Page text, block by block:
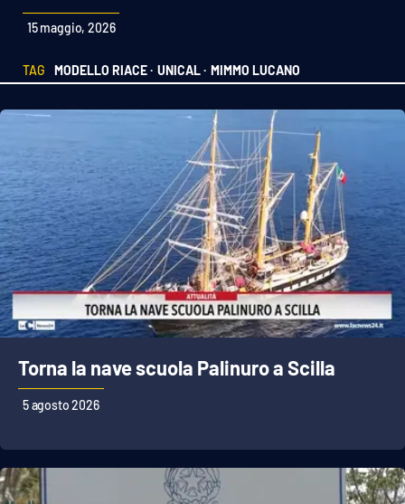
Podcast
VIDEO
Ambiente
Cronaca
Cultura
Politica
Società
15 maggio, 2026
TAG MODELLO RIACE · UNICAL · MIMMO LUCANO
Torna la nave scuola Palinuro a Scilla
5 agosto 2026